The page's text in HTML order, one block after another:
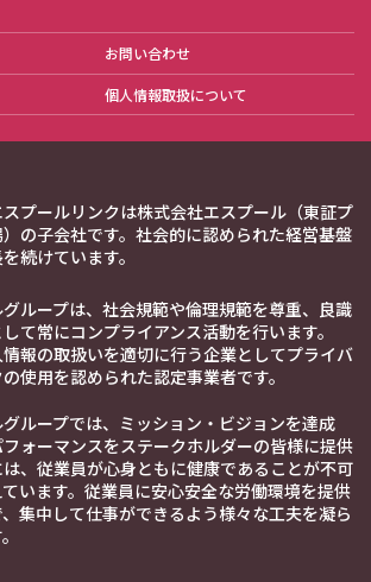
お問い合わせ
個人情報取扱について
プールリンクは株式会社エスプール（東証プ
の子会社です。社会的に認められた経営基盤
続けています。
ループは、社会規範や倫理規範を尊重、良識
て常にコンプライアンス活動を行います。
報の取扱いを適切に行う企業としてプライバ
使用を認められた認定事業者です。
ループでは、ミッション・ビジョンを達成
ォーマンスをステークホルダーの皆様に提供
、従業員が心身ともに健康であることが不可
います。従業員に安心安全な労働環境を提供
集中して仕事ができるよう様々な工夫を凝ら